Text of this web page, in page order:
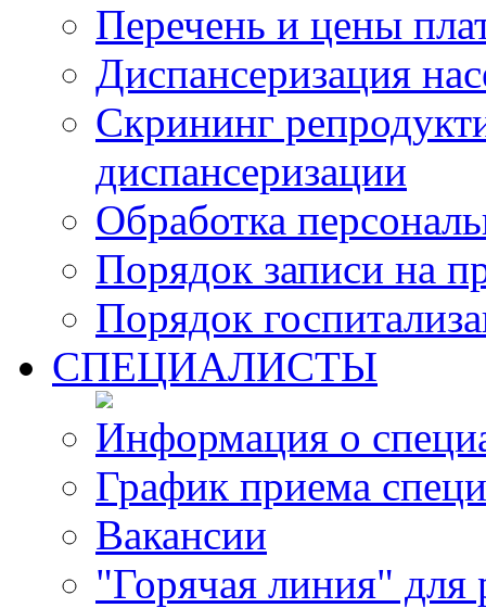
Перечень и цены
Диспансеризация
Скрининг
диспансеризации
Обработка
Порядок записи на
Порядок
СПЕЦИАЛИСТЫ
Информация о
График приема
Вакансии
"Горячая линия"